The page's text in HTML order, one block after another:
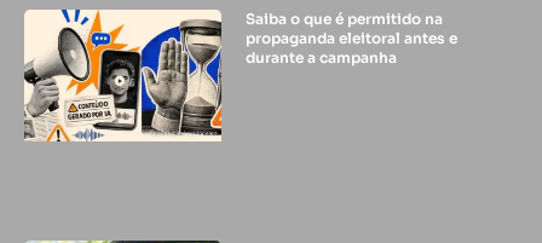
Saiba o que é permitido na
propaganda eleitoral antes e
durante a campanha